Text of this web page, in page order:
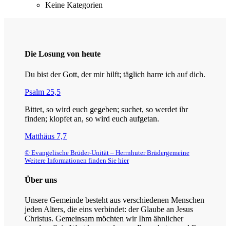
Keine Kategorien
Die Losung von heute
Du bist der Gott, der mir hilft; täglich harre ich auf dich.
Psalm 25,5
Bittet, so wird euch gegeben; suchet, so werdet ihr
finden; klopfet an, so wird euch aufgetan.
Matthäus 7,7
© Evangelische Brüder-Unität – Herrnhuter Brüdergemeine
Weitere Informationen finden Sie hier
Über uns
Unsere Gemeinde besteht aus verschiedenen Menschen
jeden Alters, die eins verbindet: der Glaube an Jesus
Christus. Gemeinsam möchten wir Ihm ähnlicher